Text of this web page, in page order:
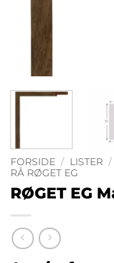
FORSIDE / LISTER /
RÅ RØGET EG
RØGET EG